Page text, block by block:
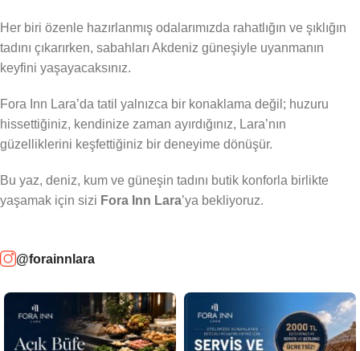
Her biri özenle hazırlanmış odalarımızda rahatlığın ve şıklığın
tadını çıkarırken, sabahları Akdeniz güneşiyle uyanmanın
keyfini yaşayacaksınız.
Fora Inn Lara’da tatil yalnızca bir konaklama değil; huzuru
hissettiğiniz, kendinize zaman ayırdığınız, Lara’nın
güzelliklerini keşfettiğiniz bir deneyime dönüşür.
Bu yaz, deniz, kum ve güneşin tadını butik konforla birlikte
yaşamak için sizi Fora Inn Lara’ya bekliyoruz.
@forainnlara